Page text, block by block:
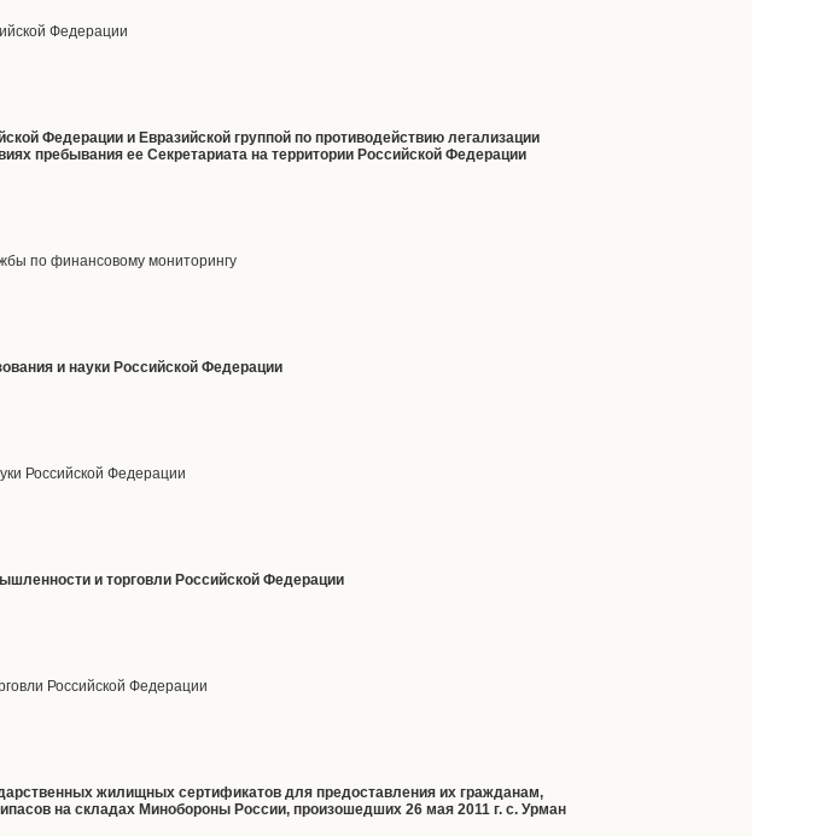
Федерации
Федерации и Евразийской группой по противодействию легализации
пребывания ее Секретариата на территории Российской Федерации
по финансовому мониторингу
и науки Российской Федерации
Российской Федерации
и торговли Российской Федерации
Российской Федерации
жилищных сертификатов для предоставления их гражданам,
на складах Минобороны России, произошедших 26 мая 2011 г. с. Урман